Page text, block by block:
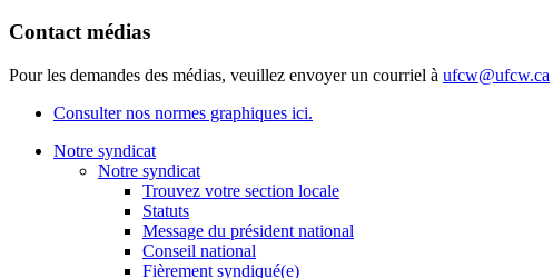
Contact médias
Pour les demandes des médias, veuillez envoyer un courriel à ufcw@ufcw.ca
Consulter nos normes graphiques ici.
Notre syndicat
Notre syndicat
Trouvez votre section locale
Statuts
Message du président national
Conseil national
Fièrement syndiqué(e)